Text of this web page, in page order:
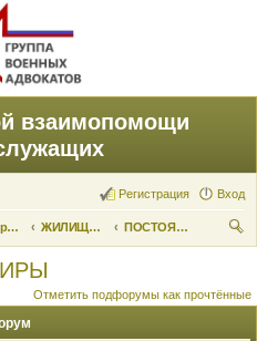
взаимопомощи
Вход
Регистрация
Ваши права и их реализация ЖИЛИЩНЫЕ ВОПРОСЫ
ПОСТОЯННЫЕ КВАРТИРЫ
Отметить подфорумы как прочтённые